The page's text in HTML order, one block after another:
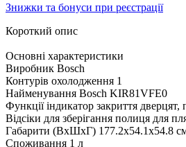
Знижки та бонуси при реєстрації
Короткий опис
Основні характеристики
Виробник Bosch
Контурів охолодження 1
Найменування Bosch KIR81VFE0
Функції індикатор закриття
Відсіки для зберігання полиця для
Габарити (ВхШхГ) 177.2x54.1x54.8
Споживання 1 л